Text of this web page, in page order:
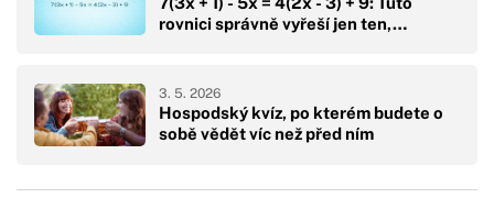
rovnici správně vyřeší jen ten,…
Hospodský kvíz, po kterém budete o
sobě vědět víc než před ním
3. 5. 2026